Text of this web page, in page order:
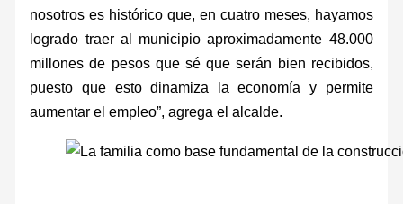
nosotros es histórico que, en cuatro meses, hayamos
logrado traer al municipio aproximadamente 48.000
millones de pesos que sé que serán bien recibidos,
puesto que esto dinamiza la economía y permite
aumentar el empleo”, agrega el alcalde.